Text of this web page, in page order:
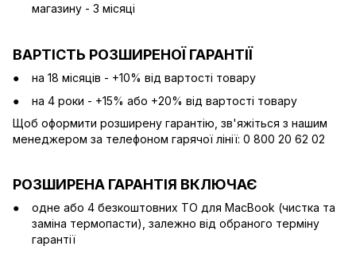
магазину - 3 місяці
ВАРТІСТЬ РОЗШИРЕНОЇ ГАРАНТІЇ
на 18 місяців - +10% від вартості товару
на 4 роки - +15% або +20% від вартості товару
Щоб оформити розширену гарантію, зв'яжіться з нашим
менеджером за телефоном гарячої лінії: 0 800 20 62 02
РОЗШИРЕНА ГАРАНТІЯ ВКЛЮЧАЄ
одне або 4 безкоштовних ТО для MacBook (чистка та
заміна термопасти), залежно від обраного терміну
гарантії